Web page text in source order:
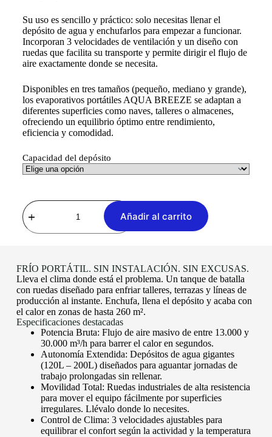
Su uso es sencillo y práctico: solo necesitas llenar el
depósito de agua y enchufarlos para empezar a funcionar.
Incorporan 3 velocidades de ventilación y un diseño con
ruedas que facilita su transporte y permite dirigir el flujo de
aire exactamente donde se necesita.
Disponibles en tres tamaños (pequeño, mediano y grande),
los evaporativos portátiles AQUA BREEZE se adaptan a
diferentes superficies como naves, talleres o almacenes,
ofreciendo un equilibrio óptimo entre rendimiento,
eficiencia y comodidad.
Capacidad del depósito
Añadir al carrito
FRÍO PORTÁTIL. SIN INSTALACIÓN. SIN EXCUSAS.
Lleva el clima donde está el problema. Un tanque de batalla
con ruedas diseñado para enfriar talleres, terrazas y líneas de
producción al instante. Enchufa, llena el depósito y acaba con
el calor en zonas de hasta 260 m².
Especificaciones destacadas
Potencia Bruta: Flujo de aire masivo de entre 13.000 y
30.000 m³/h para barrer el calor en segundos.
Autonomía Extendida: Depósitos de agua gigantes
(120L – 200L) diseñados para aguantar jornadas de
trabajo prolongadas sin rellenar.
Movilidad Total: Ruedas industriales de alta resistencia
para mover el equipo fácilmente por superficies
irregulares. Llévalo donde lo necesites.
Control de Clima: 3 velocidades ajustables para
equilibrar el confort según la actividad y la temperatura